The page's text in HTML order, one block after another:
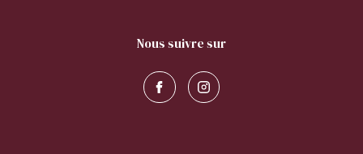
nous suivre sur